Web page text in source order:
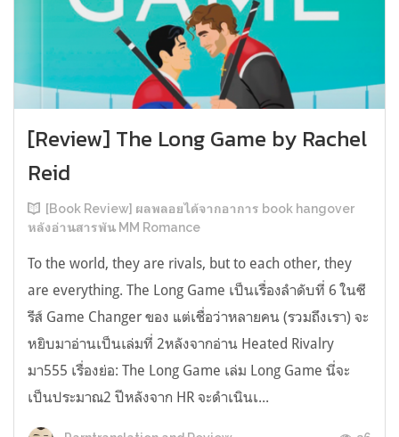
[Review] The Long Game by Rachel
Reid
[Book Review] ผลพลอยได้จากอาการ book hangover
หลังอ่านสารพัน MM Romance
To the world, they are rivals, but to each other, they
are everything. The Long Game เป็นเรื่องลำดับที่ 6 ในซี
รีส์ Game Changer ของ แต่เชื่อว่าหลายคน (รวมถึงเรา) จะ
หยิบมาอ่านเป็นเล่มที่ 2หลังจากอ่าน Heated Rivalry
มา555 เรื่องย่อ: The Long Game เล่ม Long Game นี่จะ
เป็นประมาณ2 ปีหลังจาก HR จะดำเนินเ...